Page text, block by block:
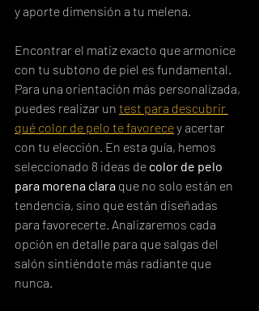
y aporte dimensión a tu melena.
Encontrar el matiz exacto que armonice
con tu subtono de piel es fundamental.
Para una orientación más personalizada,
puedes realizar un test para descubrir
qué color de pelo te favorece y acertar
con tu elección. En esta guía, hemos
seleccionado 8 ideas de color de pelo
para morena clara que no solo están en
tendencia, sino que están diseñadas
para favorecerte. Analizaremos cada
opción en detalle para que salgas del
salón sintiéndote más radiante que
nunca.